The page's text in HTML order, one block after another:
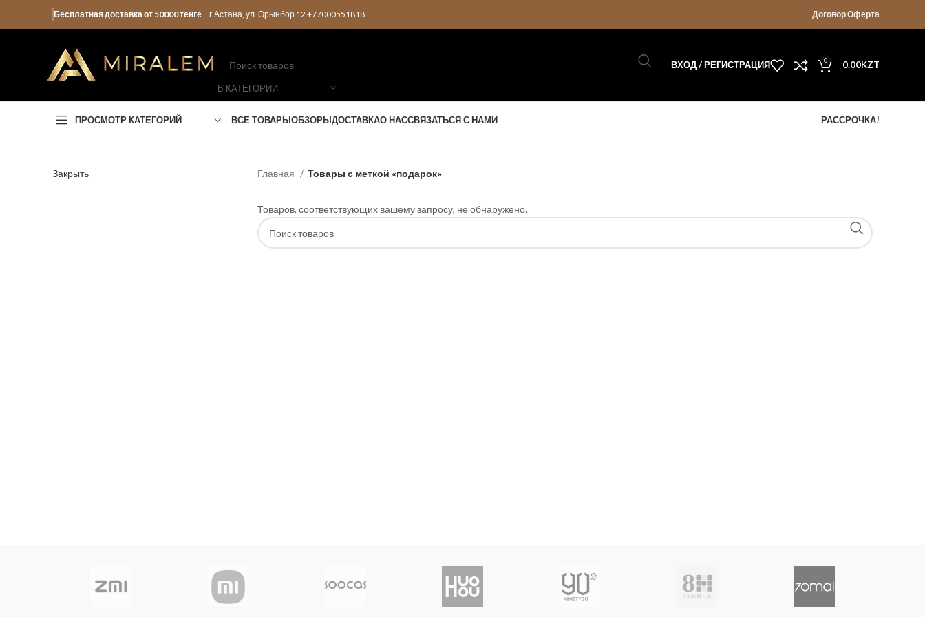
Бесплатная доставка от 50000 тенге г.Астана, ул. Орынбор 12 +77000551818 Договор Оферта
В КАТЕГОРИИ
ВХОД / РЕГИСТРАЦИЯ 0 0.00KZT
ПРОСМОТР КАТЕГОРИЙ ВСЕ ТОВАРЫОБЗОРЫДОСТАВКАО НАССВЯЗАТЬСЯ С НАМИ РАССРОЧКА!
Закрыть Главная Товары с меткой «подарок»
Товаров, соответствующих вашему запросу, не обнаружено.